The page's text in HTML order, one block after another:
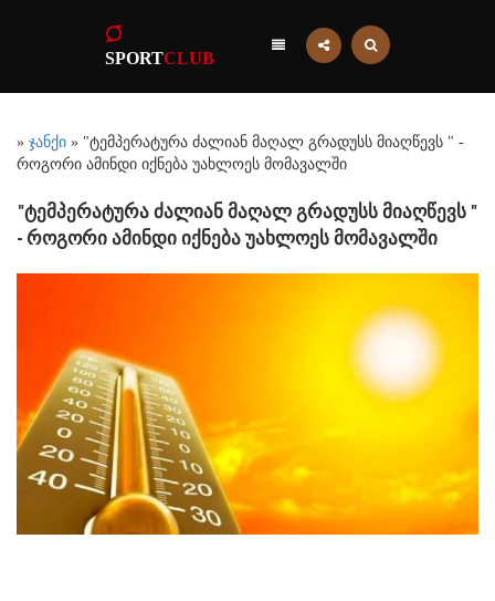
SPORTCLUB
» ჯანქი » "ტემპერატურა ძალიან მაღალ გრადუსს მიაღწევს " -
როგორი ამინდი იქნება უახლოეს მომავალში
"ტემპერატურა ძალიან მაღალ გრადუსს მიაღწევს "
- როგორი ამინდი იქნება უახლოეს მომავალში